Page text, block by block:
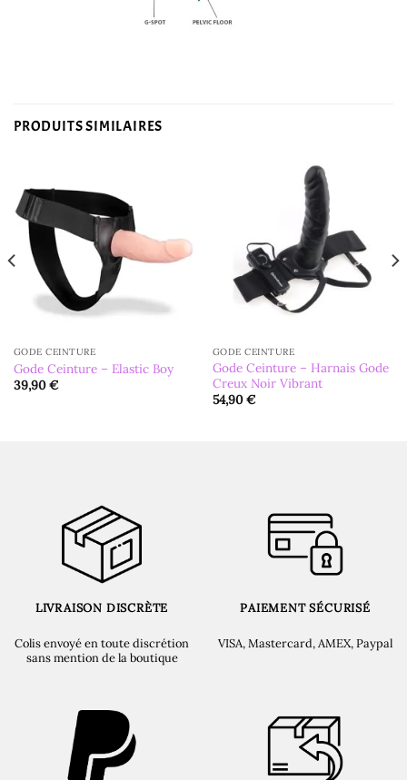
PRODUITS SIMILAIRES
GODE CEINTURE
Gode Ceinture – Elastic Boy
39,90€
GODE CEINTURE
Gode Ceinture – Harnais Gode
Creux Noir Vibrant
54,90€
LIVRAISON DISCRÈTE
Colis envoyé en toute discrétion
sans mention de la boutique
PAIEMENT SÉCURISÉ
VISA, Mastercard, AMEX, Paypal